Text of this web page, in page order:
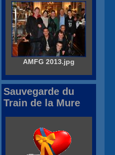
AMFG 2013.jpg
Sauvegarde du
Train de la Mure